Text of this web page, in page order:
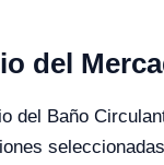
del
del Baño